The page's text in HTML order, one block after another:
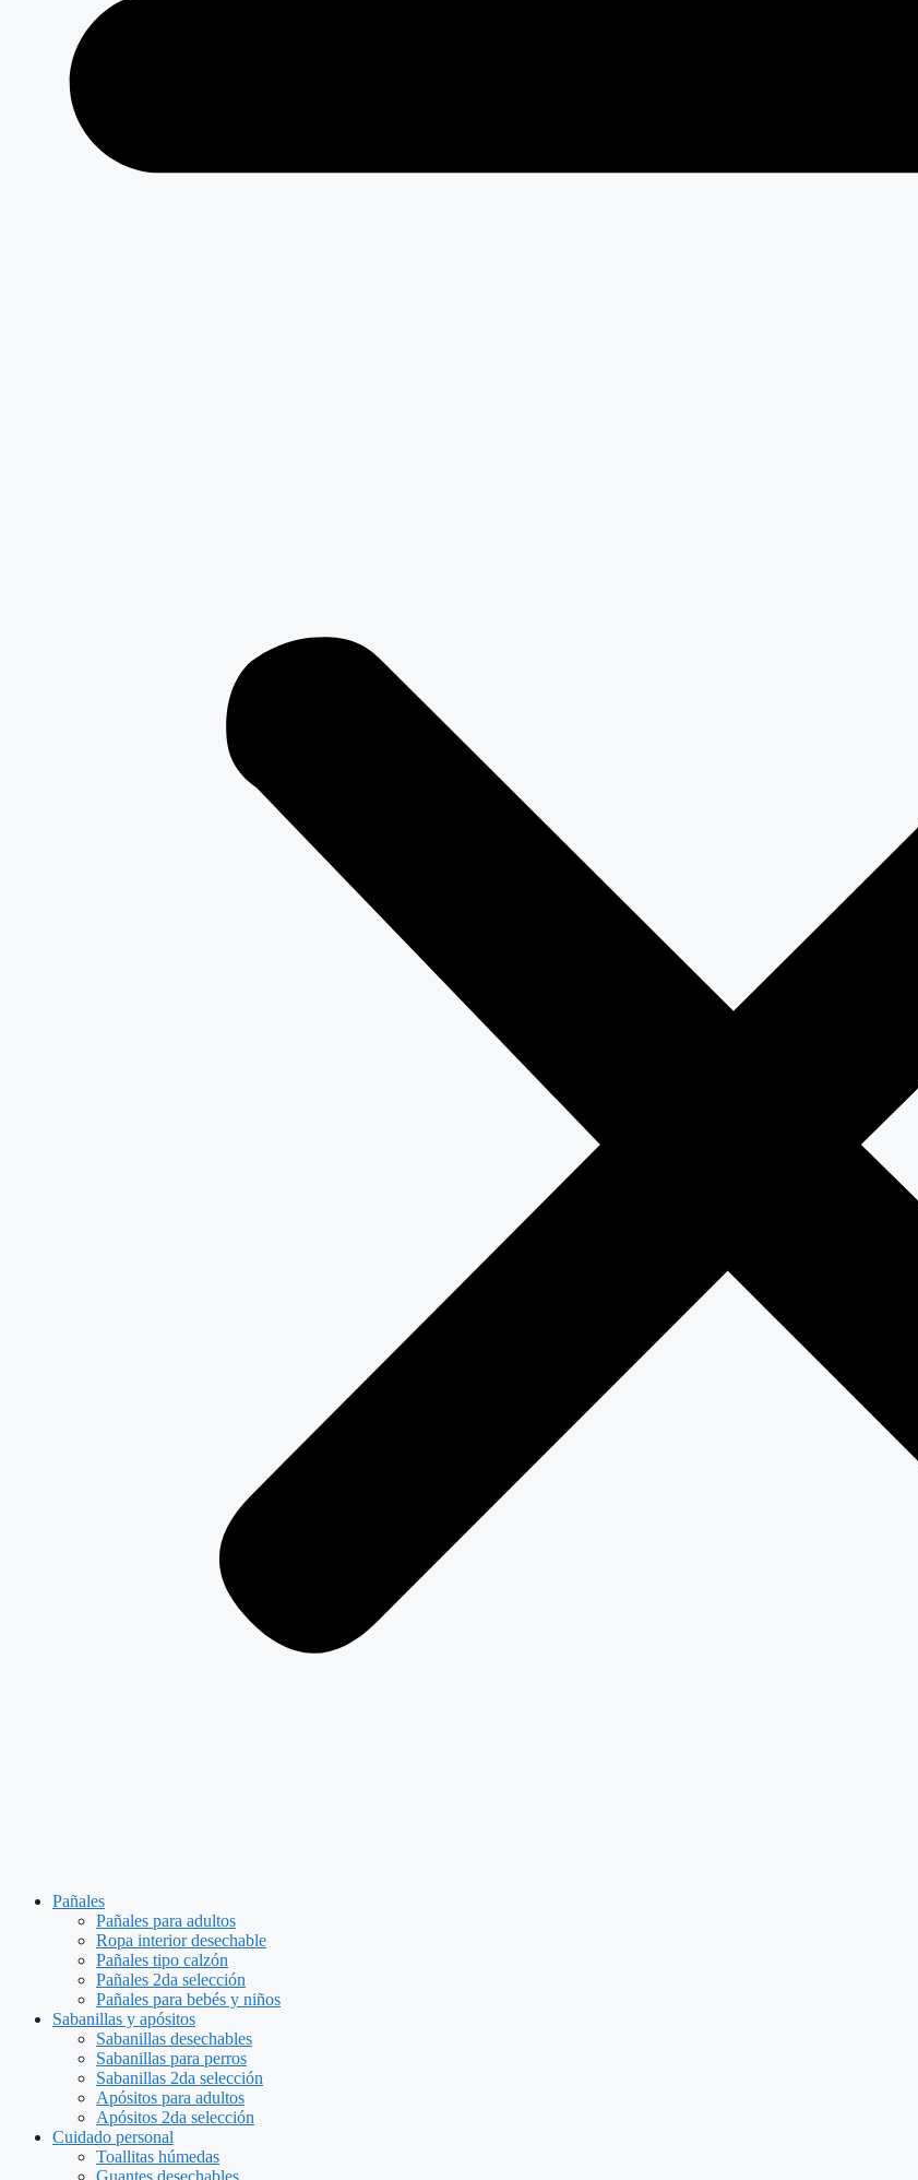
Pañales
Pañales para adultos
Ropa interior desechable
Pañales tipo calzón
Pañales 2da selección
Pañales para bebés y niños
Sabanillas y apósitos
Sabanillas desechables
Sabanillas para perros
Sabanillas 2da selección
Apósitos para adultos
Apósitos 2da selección
Cuidado personal
Toallitas húmedas
Guantes desechables